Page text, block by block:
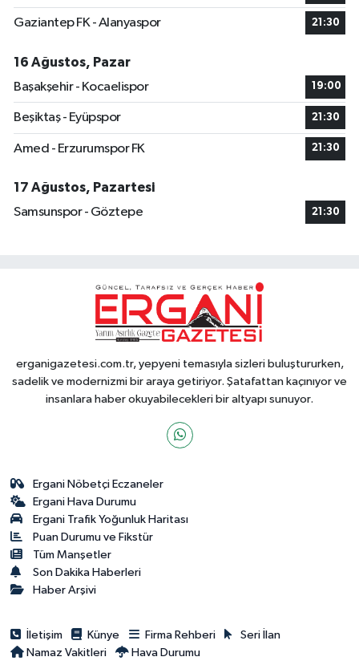
Gaziantep FK - Alanyaspor 21:30
16 Ağustos, Pazar
Başakşehir - Kocaelispor
19:00
Beşiktaş - Eyüpspor 21:30
Amed - Erzurumspor FK 21:30
17 Ağustos, Pazartesi
Samsunspor - Göztepe
21:30
erganigazetesi.com.tr, yepyeni temasıyla sizleri buluştururken,
sadelik ve modernizmi bir araya getiriyor. Şatafattan kaçınıyor ve
insanlara haber okuyabilecekleri bir altyapı sunuyor.
Ergani Nöbetçi Eczaneler
Ergani Hava Durumu
Ergani Trafik Yoğunluk Haritası
Puan Durumu ve Fikstür
Tüm Manşetler
Son Dakika Haberleri
Haber Arşivi
İletişim Künye Firma Rehberi
Seri İlan
Namaz Vakitleri
Hava Durumu